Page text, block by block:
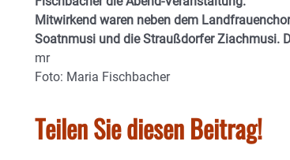
Mitwirkend waren neben dem
Soatnmusi und die Straußdorfer Ziachmusi.
mr
Foto: Maria Fischbacher
Teilen Sie diesen Beitrag!